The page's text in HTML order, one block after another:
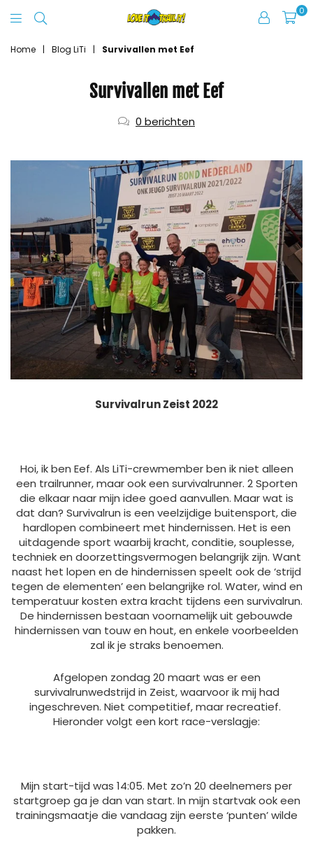
It
Trail
0
Home | Blog LiTi | Survivallen met Eef
Survivallen met Eef
0 berichten
Survivalrun Zeist 2022
Hoi, ik ben Eef. Als LiTi-crewmember ben ik niet alleen
een trailrunner, maar ook een survivalrunner. 2 Sporten
die elkaar naar mijn idee goed aanvullen. Maar wat is
dat dan? Survivalrun is een veelzijdige buitensport, die
hardlopen combineert met hindernissen. Het is een
uitdagende sport waarbij kracht, conditie, souplesse,
techniek en doorzettingsvermogen belangrijk zijn. Want
naast het lopen en de hindernissen speelt ook de ‘strijd
tegen de elementen’ een belangrijke rol. Water, wind en
temperatuur kosten extra kracht tijdens een survivalrun.
De hindernissen bestaan voornamelijk uit gebouwde
hindernissen van touw en hout, en enkele voorbeelden
zal ik je straks benoemen.
Afgelopen zondag 20 maart was er een
survivalrunwedstrijd in Zeist, waarvoor ik mij had
ingeschreven. Niet competitief, maar recreatief.
Hieronder volgt een kort race-verslagje:
Mijn start-tijd was 14:05. Met zo’n 20 deelnemers per
startgroep ga je dan van start. In mijn startvak ook een
trainingsmaatje die vandaag zijn eerste ‘punten’ wilde
pakken.